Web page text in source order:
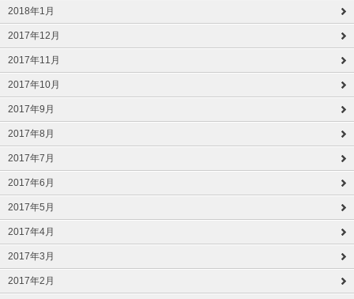
2018年1月
2017年12月
2017年11月
2017年10月
2017年9月
2017年8月
2017年7月
2017年6月
2017年5月
2017年4月
2017年3月
2017年2月